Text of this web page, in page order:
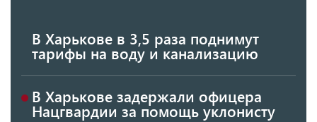
В Харькове в 3,5 раза поднимут
тарифы на воду и канализацию
В Харькове задержали офицера
Нацгвардии за помощь уклонисту